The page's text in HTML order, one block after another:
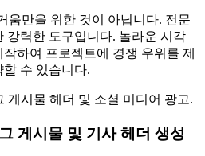
움만을 위한 것이 아닙니다. 전문
강력한 도구입니다. 놀라운 시각
하여 프로젝트에 경쟁 우위를 제
수 있습니다.
게시물 및 기사 헤더 생성